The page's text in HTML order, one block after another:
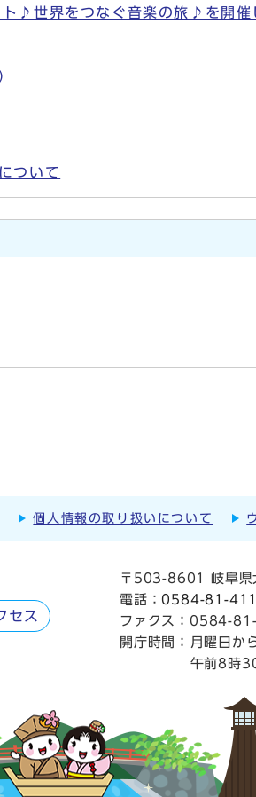
ト♪世界をつなぐ音楽の旅♪を開催
ついて
個人情報の取り扱いについて
セス
〒503-8601 岐阜県
電話：0584-81-
ファクス：0584-
開庁時間： 月曜日か
午前8時